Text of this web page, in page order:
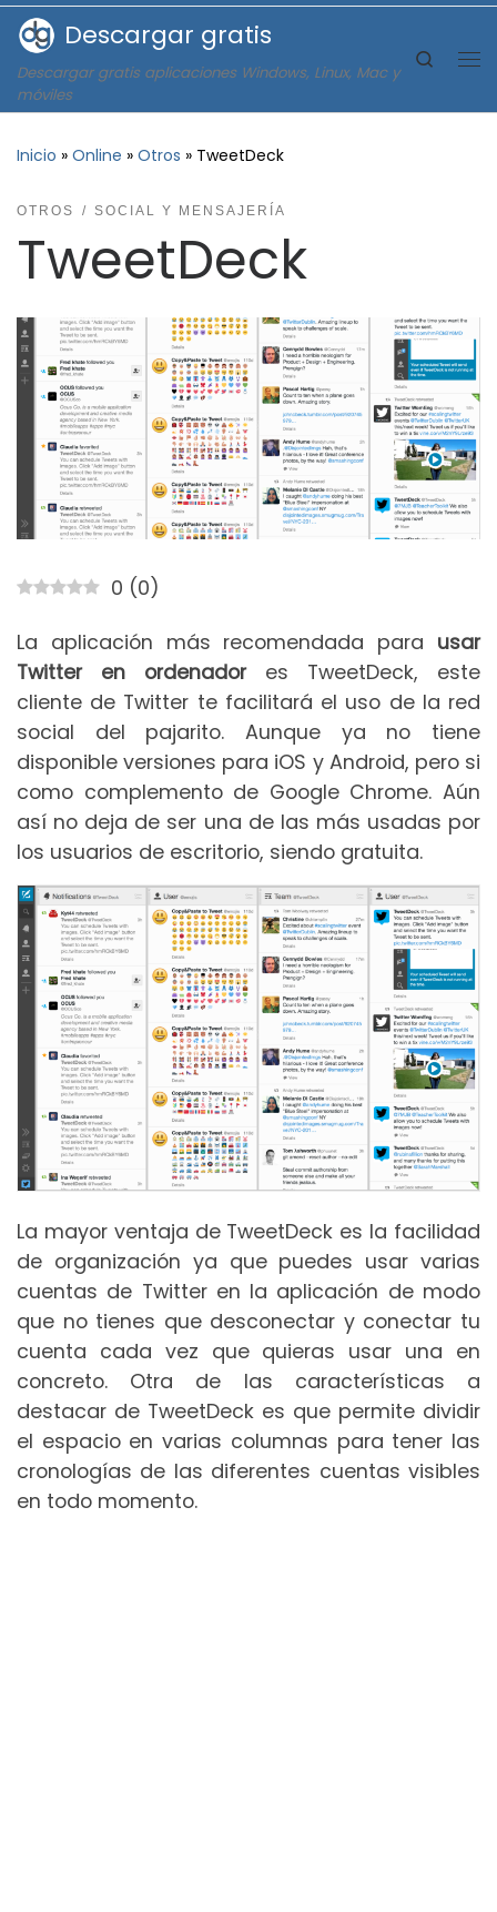
Saltar al contenido
Descargar gratis
Descargar gratis aplicaciones Windows, Linux, Mac y
móviles
Search
Inicio » Online » Otros » TweetDeck
OTROS SOCIAL Y MENSAJERÍA
TweetDeck
0 (0)
La aplicación más recomendada para usar
Twitter en ordenadores TweetDeck, este
cliente de Twitter te facilitará el uso de la red
social del pajarito. Aunque ya no tiene
disponible versiones para iOS y Android, pero si
como complemento de Google Chrome. Aún
así no deja de ser una de las más usadas por
los usuarios de escritorio, siendo gratuita.
La mayor ventaja de TweetDeck es la facilidad
de organización ya que puedes usar varias
cuentas de Twitter en la aplicación de modo
que no tienes que desconectar y conectar tu
cuenta cada vez que quieras usar una en
concreto. Otra de las características a
destacar de TweetDeck es que permite dividir
el espacio en varias columnas para tener las
cronologías de las diferentes cuentas visibles
en todo momento.